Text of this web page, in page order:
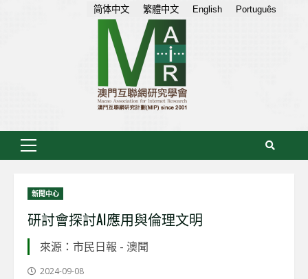
Primary
新聞中心
研討會探討AI應用與倫理文明
來源：市民日報 - 澳聞
2024-09-08
简体中文 繁體中文 English Português